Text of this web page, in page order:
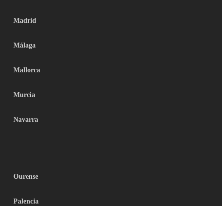
Madrid
Málaga
Mallorca
Murcia
Navarra
Ourense
Palencia